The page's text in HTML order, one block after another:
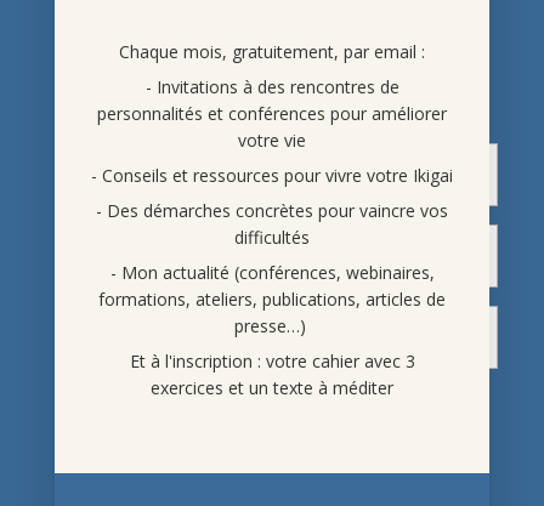
pouvez vous désinscrire à tout moment en cliquant sur les
Chaque mois, gratuitement, par email :
- Invitations à des rencontres de
personnalités et conférences pour améliorer
votre vie
- Conseils et ressources pour vivre votre Ikigai
- Des démarches concrètes pour vaincre vos
difficultés
- Mon actualité (conférences, webinaires,
formations, ateliers, publications, articles de
presse…)
Et à l'inscription : votre cahier avec 3
exercices et un texte à méditer